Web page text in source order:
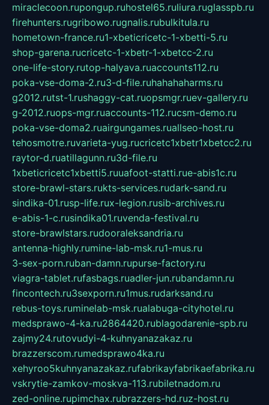
miraclecoon.rupongup.ruhostel65.ruliura.ruglasspb.ru
firehunters.rugribowo.rugnalis.rubulkitula.ru
hometown-france.ru1-xbeticricetc-1-xbetti-5.ru
shop-garena.rucricetc-1-xbetr-1-xbetcc-2.ru
one-life-story.rutop-halyava.ruaccounts112.ru
poka-vse-doma-2.ru3-d-file.ruhahahaharms.ru
g2012.rutst-1.rushaggy-cat.ruopsmgr.ruev-gallery.ru
g-2012.ruops-mgr.ruaccounts-112.rucsm-demo.ru
poka-vse-doma2.ruairgungames.ruallseo-host.ru
tehosmotre.ruvarieta-yug.rucricetc1xbetr1xbetcc2.ru
raytor-d.ruatillagunn.ru3d-file.ru
1xbeticricetc1xbetti5.ruuafoot-statti.rue-abis1c.ru
store-brawl-stars.rukts-services.rudark-sand.ru
sindika-01.rusp-life.rux-legion.rusib-archives.ru
e-abis-1-c.rusindika01.ruvenda-festival.ru
store-brawlstars.rudooraleksandria.ru
antenna-highly.rumine-lab-msk.ru1-mus.ru
3-sex-porn.ruban-damn.rupurse-factory.ru
viagra-tablet.rufasbags.ruadler-jun.rubandamn.ru
fincontech.ru3sexporn.ru1mus.rudarksand.ru
rebus-toys.ruminelab-msk.rualabuga-cityhotel.ru
medsprawo-4-ka.ru2864420.rublagodarenie-spb.ru
zajmy24.rutovudyi-4-kuhnyanazakaz.ru
brazzerscom.rumedsprawo4ka.ru
xehyroo5kuhnyanazakaz.rufabrikayfabrikaefabrika.ru
vskrytie-zamkov-moskva-113.rubiletnadom.ru
zed-online.rupimchax.rubrazzers-hd.ruz-host.ru